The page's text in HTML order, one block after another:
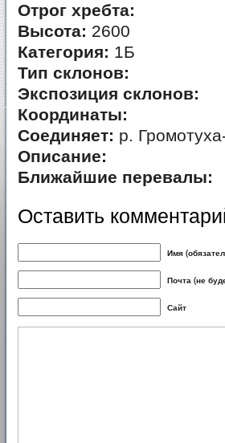
Отрог хребта:
Высота: 2600
Категория: 1Б
Тип склонов:
Экспозиция склонов:
Координаты:
Соединяет: р.
Описание:
Ближайшие перевалы:
Оставить
Имя
Почта (не
Сайт